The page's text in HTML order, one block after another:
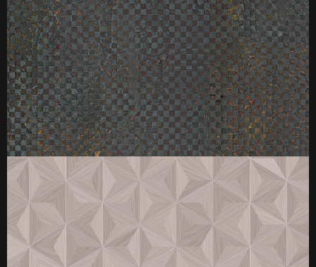
厚度：3-25mm
标准规格：
厚度：3-25mm